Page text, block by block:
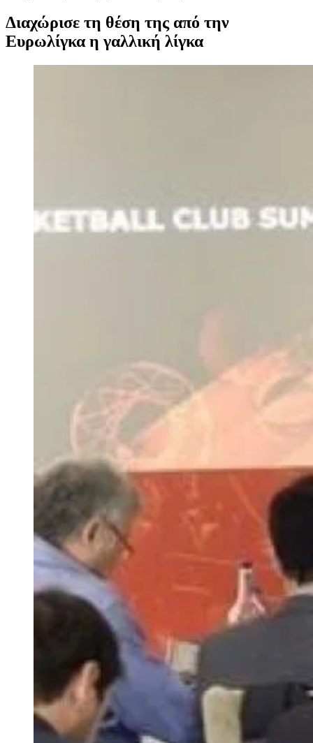
Διαχώρισε τη θέση της από την
Ευρωλίγκα η γαλλική λίγκα